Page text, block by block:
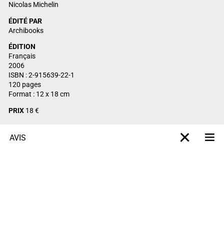
AVIS X-projet
Nicolas Michelin
ÉDITÉ PAR
Archibooks
ÉDITION
Français
2006
ISBN : 2-915639-22-1
120 pages
Format : 12 x 18 cm
PRIX 18 €